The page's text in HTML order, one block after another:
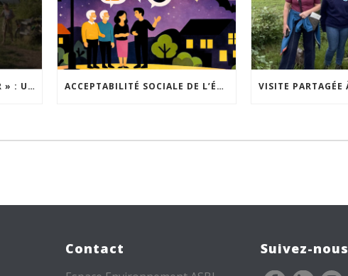
« INSPIRONS LE QUARTIER » : UN NOUVEL APPEL À PROJETS EST LANCÉ ! ACCEPTABILITÉ SOCIALE DE L’ÉCLAIRAGE NOCTURNE : LE REPLAY EST DISPONIBLE
Contact Suivez-nous